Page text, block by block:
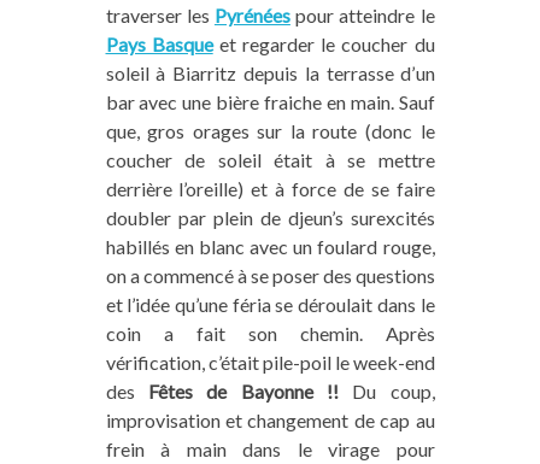
traverser les Pyrénéespour atteindre le
Pays Basqueet regarder le coucher du
soleil à Biarritz depuis la terrasse d’un
bar avec une bière fraiche en main. Sauf
que, gros orages sur la route (donc le
coucher de soleil était à se mettre
derrière l’oreille) et à force de se faire
doubler par plein de djeun’s surexcités
habillés en blanc avec un foulard rouge,
on a commencé à se poser des questions
et l’idée qu’une féria se déroulait dans le
coin a fait son chemin. Après
vérification, c’était pile-poil le week-end
des Fêtes de Bayonne !!Du coup,
improvisation et changement de cap au
frein à main dans le virage pour